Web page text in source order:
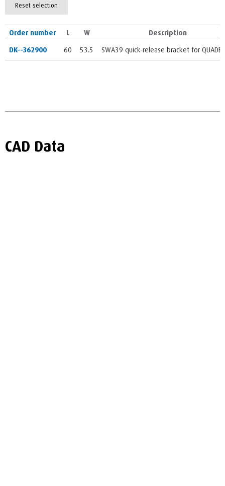
Reset selection
Order number L W
Description
DK--362900
60 53.5 SWA39 quick-release bracket for
CAD Data